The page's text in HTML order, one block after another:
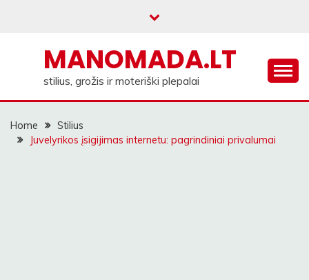
MANOMADA.LT
stilius, grožis ir moteriški plepalai
Home
Stilius
Juvelyrikos įsigijimas internetu: pagrindiniai privalumai